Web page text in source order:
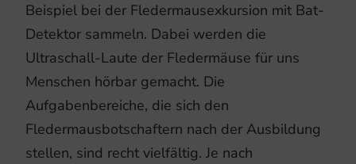
Beispiel bei der Fledermausexkursion mit Bat-
Detektor sammeln. Dabei werden die
Ultraschall-Laute der Fledermäuse für uns
Menschen hörbar gemacht. Die
Aufgabenbereiche, die sich den
Fledermausbotschaftern nach der Ausbildung
stellen, sind recht vielfältig. Je nach